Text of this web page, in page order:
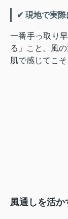
✔ 現地で実際
一番手っ取り
る」こと。風
肌で感じてこ
風通しを活